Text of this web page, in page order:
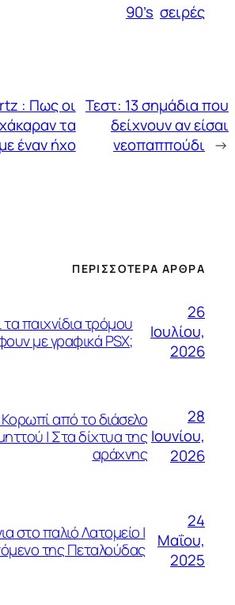
90’s σειρές
: Πως οι
τα
έναν ήχο
Τεστ: 13 σημάδια που
δείχνουν αν είσαι
νεοπαππούδι →
ΠΕΡΙΣΣΌΤΕΡΑ ΆΡΘΡΑ
τα παιχνίδια τρόμου
με γραφικά PSX;
26
Ιουλίου,
2026
από το διάσελο
| Στα δίχτυα της
αράχνης
28
Ιουνίου,
2026
στο παλιό Λατομείο |
της Πεταλούδας
24
Μαΐου,
2025